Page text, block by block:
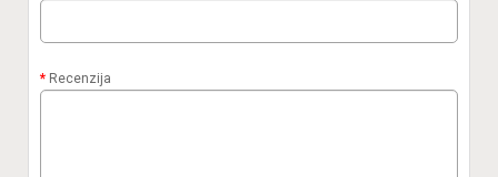
Recenzija